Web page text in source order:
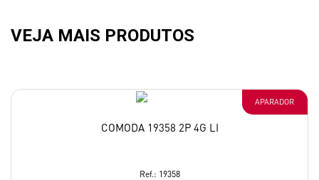
VEJA MAIS PRODUTOS
APARADOR
COMODA 19358 2P 4G LI
Ref.: 19358